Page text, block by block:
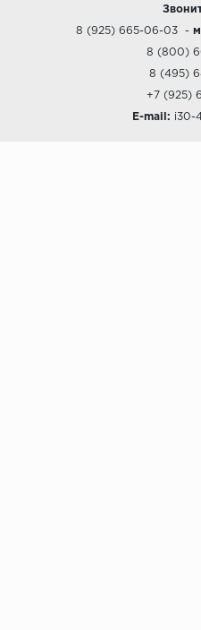
8 (925) 665-06-03-
8 (800)
8 (495)
+7 (925)
E-mail: i30-